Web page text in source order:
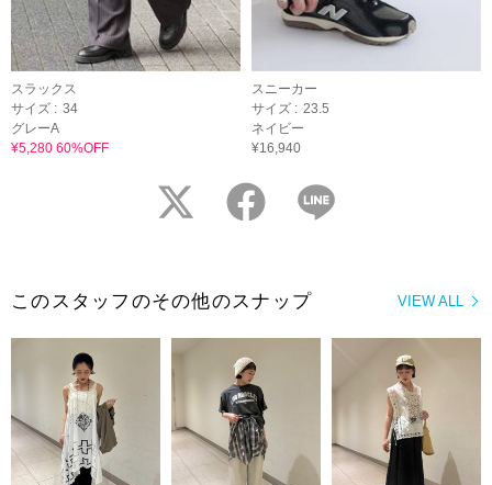
スラックス
サイズ : 34
グレーA
¥5,280 60%OFF
スニーカー
サイズ : 23.5
ネイビー
¥16,940
twitter facebook
VIEW ALL
このスタッフのその他のスナップ